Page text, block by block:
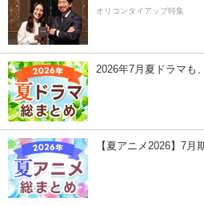
オリコンタイアップ特集
2026年7月夏ドラマも
【夏アニメ2026】7月